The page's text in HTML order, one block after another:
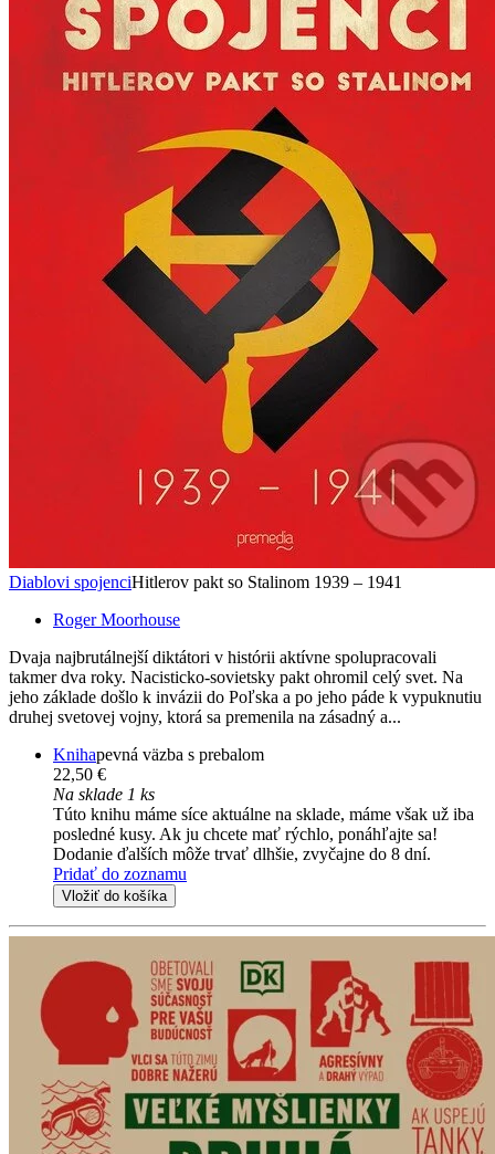
Diablovi spojenciHitlerov pakt so Stalinom 1939 – 1941
Roger Moorhouse
Dvaja najbrutálnejší diktátori v histórii aktívne spolupracovali
takmer dva roky. Nacisticko-sovietsky pakt ohromil celý svet. Na
jeho základe došlo k invázii do Poľska a po jeho páde k vypuknutiu
druhej svetovej vojny, ktorá sa premenila na zásadný a...
Knihapevná väzba s prebalom
22,50 €
Na sklade 1 ks
Túto knihu máme síce aktuálne na sklade, máme však už iba
posledné kusy. Ak ju chcete mať rýchlo, ponáhľajte sa!
Dodanie ďalších môže trvať dlhšie, zvyčajne do 8 dní.
Pridať do zoznamu
Vložiť do košíka